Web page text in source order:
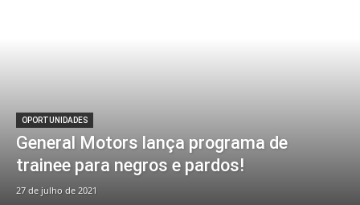
OPORTUNIDADES
General Motors lança programa de
trainee para negros e pardos!
27 de julho de 2021